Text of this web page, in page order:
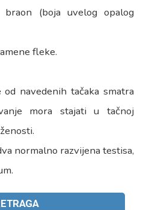
braon (boja uvelog opalog
fleke.
od navedenih tačaka smatra
mora stajati u tačnoj
normalno razvijena testisa,